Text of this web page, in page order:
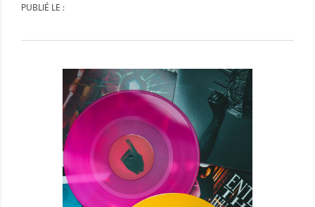
PUBLIÉ LE :